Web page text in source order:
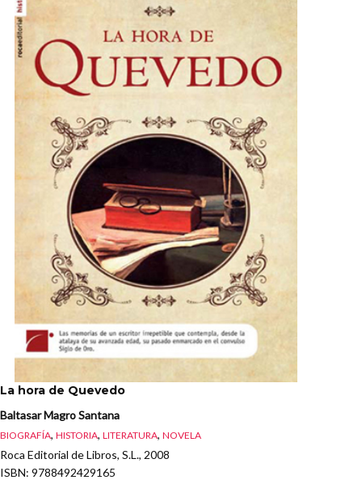
La hora de Quevedo
Baltasar Magro Santana
BIOGRAFÍA, HISTORIA, LITERATURA, NOVELA
Roca Editorial de Libros, S.L., 2008
ISBN: 9788492429165